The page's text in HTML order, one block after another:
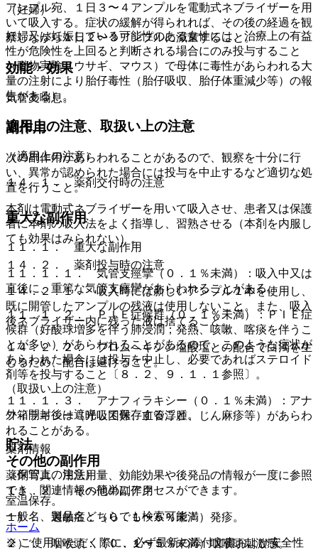
（妊婦）
妊婦又は妊娠している可能性のある女性には、治療上の有益
性が危険性を上回ると判断される場合にのみ投与すること
（動物実験（ウサギ、マウス）で母体に毒性があらわれる大
量の注射により胎仔毒性（胎仔吸収、胎仔体重減少等）の報
告がある）。
適用上の注意、取扱い上の注意
（適用上の注意）
１４．１． 薬剤交付時の注意
本剤は電動式ネブライザーを用いて吸入させ、患者又は保護
者に本剤の吸入法をよく指導し、習熟させる（本剤を内服し
ても効果はみられない）。
１４．２． 薬剤投与時の注意
１４．２．１． 吸入時には新しいアンプル１本を使用し、
既に開管したアンプルの残液は使用しないこと。また、吸入
後ネブライザー内に残った液は捨てること。
１４．２．２． ブロムヘキシン塩酸塩との配合で白濁を生
じるため、配合は避けること。
（取扱い上の注意）
外箱開封後は遮光して保存すること。
貯法
（保管上の注意）
室温保存。
ホーム
アンプル宛、１日３〜４アンプルを電動式ネブライザーを用
いて吸入する。症状の緩解が得られれば、その後の経過を観
察しながら１日２〜３アンプルに減量すること。
効能・効果
気管支喘息。
副作用
次の副作用があらわれることがあるので、観察を十分に行
い、異常が認められた場合には投与を中止するなど適切な処
置を行うこと。
重大な副作用
１１．１． 重大な副作用
１１．１．１． 気管支痙攣（０．１％未満）：吸入中又は
直後に、重篤な気管支痙攣があらわれることがある。
１１．１．２． ＰＩＥ症候群（０．１％未満）：ＰＩＥ症
候群（好酸球増多を伴う肺浸潤；発熱、咳嗽、喀痰を伴うこ
とが多い）があらわれることがあるので、このような症状が
あらわれた場合には投与を中止し、必要であればステロイド
剤等を投与すること〔８．２、９．１．１参照〕。
１１．１．３． アナフィラキシー（０．１％未満）：アナ
フィラキシー（呼吸困難、血管浮腫、じん麻疹等）があらわ
れることがある。
その他の副作用
１１．２． その他の副作用
１）． 過敏症：（０．１〜５％未満）発疹。
２）． 咽喉頭：（０．１〜５％未満）咽喉頭刺激感。
薬剤情報
薬剤写真、用法用量、効能効果や後発品の情報が一度に参照
でき、関連情報へ簡単にアクセスができます。
一般名、製品名どちらでも検索可能！
※ ご使用いただく際に、必ず最新の添付文書および安全性